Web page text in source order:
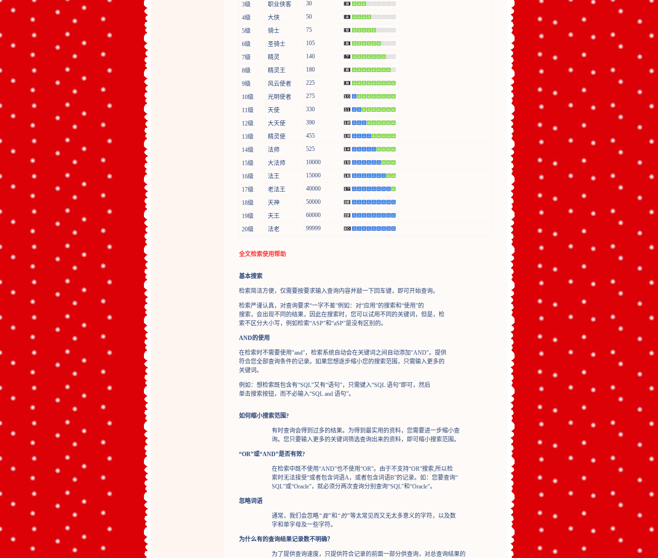
3级 职业侠客 30
4级 大侠 50
5级 骑士 75
6级 圣骑士 105
7级 精灵 140
8级 精灵王 180
9级 风云使者 225
10级 光明使者 275
11级 天使 330
12级 大天使 390
13级 精灵使 455
14级 法师 525
15级 大法师 10000
16级 法王 15000
17级 老法王 40000
18级 天神 50000
19级 天王 60000
20级 法老 99999
全文检索使用帮助
基本搜索
检索简洁方便，仅需要按要求输入查询内容并敲一下回车键，即可开始查询。
检索严谨认真，对查询要求“一字不差”例如：对“应用”的搜索和“使用”的
搜索，会出现不同的结果，因此在搜索时，您可以试用不同的关键词，但是，检
索不区分大小写，例如检索“ASP”和“aSP”是没有区别的。
AND的使用
在检索时不需要使用"and"，检索系统自动会在关键词之间自动添加"AND"。提供
符合您全部查询条件的记录。如果您想逐步缩小您的搜索范围，只需输入更多的
关键词。
例如：想检索既包含有“SQL”又有“语句”，只需键入“SQL 语句”即可，然后
单击搜索按钮，而不必输入“SQL and 语句”。
如何缩小搜索范围?
有时查询会得到过多的结果。为得到最实用的资料，您需要进一步缩小查
询。您只要输入更多的关键词筛选查询出来的资料，即可缩小搜索范围。
“OR”或“AND”是否有效?
在检索中既不使用“AND”也不使用“OR”。由于不支持“OR”搜索,所以检
索时无法接受“或者包含词语A，或者包含词语B”的记录。如：您要查询“
SQL”或“Oracle”，就必须分两次查询分别查询“SQL”和“Oracle”。
忽略词语
通常，我们会忽略“我”和 “的”等太常见而又无太多意义的字符，以及数
字和单字母及一些字符。
为什么有的查询结果记录数不明确？
为了提供查询速度，只提供符合记录的前面一部分供查询，对总查询结果的